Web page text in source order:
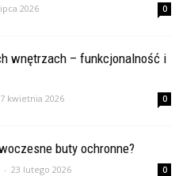
2026 0
wnętrzach – funkcjonalność i
kwietnia 2026 0
buty ochronne?
- 23 lutego 2026 0